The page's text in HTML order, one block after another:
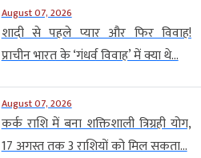
August 07, 2026
शादी से पहले प्यार और फिर विवाह!
प्राचीन भारत के ‘गंधर्व विवाह’ में क्या थे...
August 07, 2026
कर्क राशि में बना शक्तिशाली त्रिग्रही योग,
17 अगस्त तक 3 राशियों को मिल सकता...